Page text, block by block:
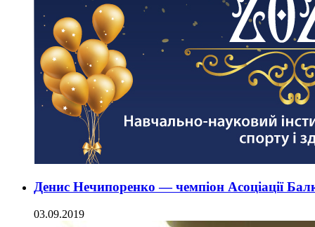
Денис Нечипоренко — чемпіон Асоціації
03.09.2019